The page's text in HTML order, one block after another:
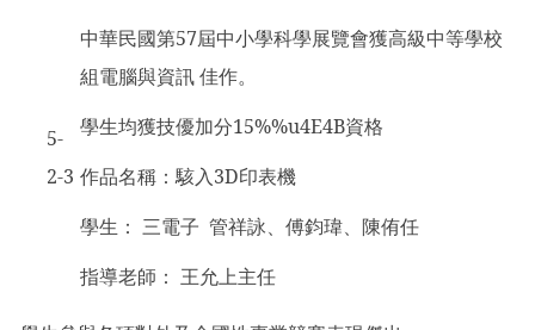
5-
2-3
中華民國第57屆中小學科學展覽會獲高級中等學校
組電腦與資訊 佳作。
學生均獲技優加分15%%u4E4B資格
作品名稱：駭入3D印表機
學生： 三電子 管祥詠、傅鈞瑋、陳侑任
指導老師： 王允上主任